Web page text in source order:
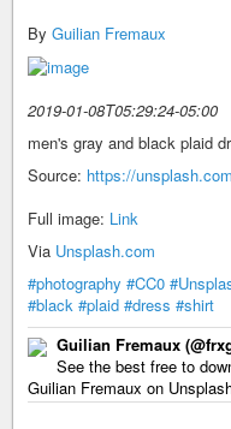
By Guilian Fremaux
2019-01-08T05:29:24-05:00
men's gray and black plaid
Source: https://
Full image: Link
Via Unsplash.com
#photography #CC0
#black #plaid #dress #shirt
Guilian Fremaux
See the best free to
Guilian Fremaux on